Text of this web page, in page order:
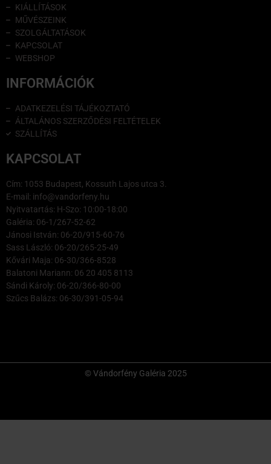
KIÁLLÍTÁSOK
MŰVÉSZEINK
SZOLGÁLTATÁSOK
KAPCSOLAT
WEBSHOP
INFORMÁCIÓK
ADATKEZELÉSI TÁJÉKOZTATÓ
ÁLTALÁNOS SZERZŐDÉSI FELTÉTELEK
SZÁLLÍTÁS
KAPCSOLAT
Cím: 1053 Budapest, Kossuth Lajos utca 3.
E-mail: info@vandorfeny.hu
Nyitvatartás: H-Szo: 10:00-18:00
Galéria: 06-1/267-52-62
Jánosi István: 06-20/915-60-76
Sass László: 06-20/265-25-49
Kővári Maja: 06-30/366-8528
Balatoni Mariann: 06 20 405 8113
Sándi Károly: 06-20/366-80-00
Szűcs Balázs: 06-30/391-05-94
© Vándorfény Galéria 2025